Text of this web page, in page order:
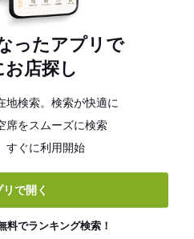
ったアプリで
お店探し
地検索。検索が快適に
席をスムーズに検索
すぐに利用開始
リで開く
料でランキング検索！